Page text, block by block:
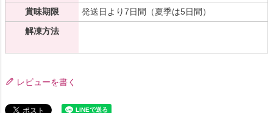
賞味期限
発送日より7日間（夏季は5日間）
解凍方法
レビューを書く